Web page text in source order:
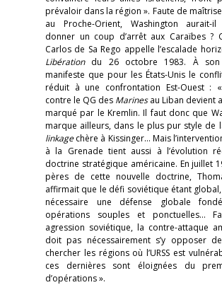
prévaloir dans la région ». Faute de
au Proche-Orient, Washington aurait-
donner un coup d’arrêt aux Caraïbes ?
Carlos de Sa Rego appelle l’escalade
Libérationdu 26 octobre 1983. À
manifeste que pour les États-Unis le
réduit à une confrontation Est-Ouest :
contre le QG des Marinesau Liban devient
marqué par le Kremlin. Il faut donc que
marque ailleurs, dans le plus pur style de
linkagechère à Kissinger… Mais
à la Grenade tient aussi à l’évolution
doctrine stratégique américaine. En juillet
pères de cette nouvelle doctrine,
affirmait que le défi soviétique étant
nécessaire une défense globale
opérations souples et ponctuelles…
agression soviétique, la contre-attaque
doit pas nécessairement s’y opposer
chercher les régions où l’URSS est
ces dernières sont éloignées du
d’opérations ».